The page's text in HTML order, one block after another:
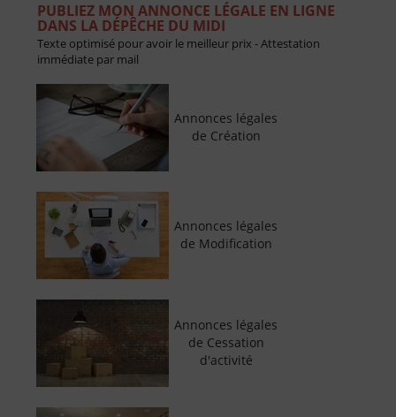
PUBLIEZ MON ANNONCE LÉGALE EN LIGNE
DANS LA DÉPÊCHE DU MIDI
Texte optimisé pour avoir le meilleur prix - Attestation
immédiate par mail
Annonces légales
de Création
Annonces légales
de Modification
Annonces légales
de Cessation
d'activité